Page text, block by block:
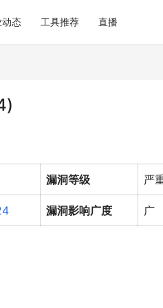
动态 工具推荐 直播
漏洞等级 严
漏洞影响广度 广